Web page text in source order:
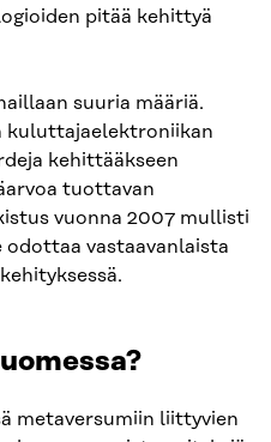
pitää kehittyä
suuria määriä.
kuluttajaelektroniikan
kehittääkseen
tuottavan
vuonna 2007 mullisti
vastaavanlaista
metaversumiin liittyvien